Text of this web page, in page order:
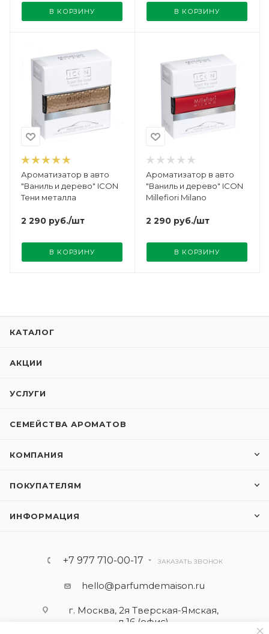
В КОРЗИНУ В КОРЗИНУ
Ароматизатор в авто
"Ваниль и дерево" ICON
Тени металла
2 290 руб./шт
В КОРЗИНУ
Ароматизатор в авто
"Ваниль и дерево" ICON
Millefiori Milano
2 290 руб./шт
В КОРЗИНУ
КАТАЛОГ
АКЦИИ
УСЛУГИ
СЕМЕЙСТВА АРОМАТОВ
КОМПАНИЯ
ПОКУПАТЕЛЯМ
ИНФОРМАЦИЯ
+7 977 710-00-17 ЗАКАЗАТЬ ЗВОНОК
hello@parfumdemaison.ru
г. Москва, 2я Тверская-Ямская,
д.16 (офис)